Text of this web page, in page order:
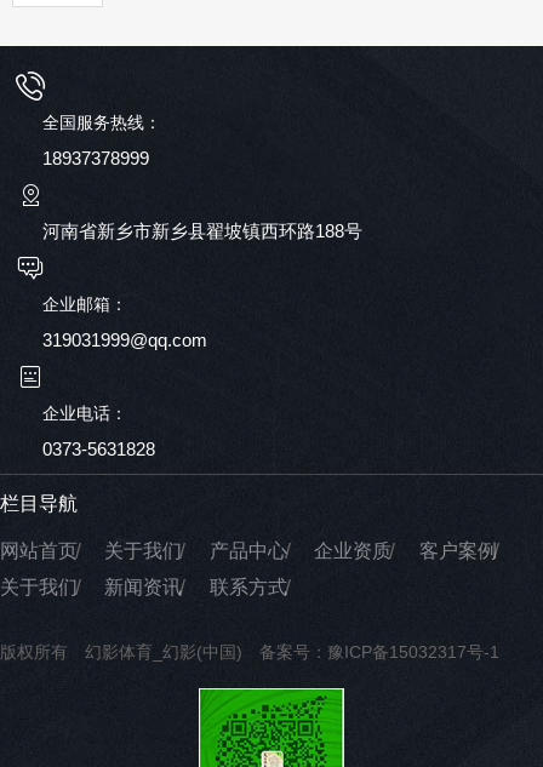
全国服务热线：
18937378999
河南省新乡市新乡县翟坡镇西环路188号
企业邮箱：
319031999@qq.com
企业电话：
0373-5631828
栏目导航
网站首页 关于我们 产品中心 企业资质
客户案例
关于我们
新闻资讯 联系方式
版权所有 幻影体育_幻影(中国) 备案号：豫ICP备15032317号-1